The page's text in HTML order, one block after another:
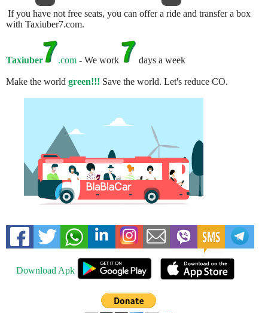
If you have not free seats, you can offer a ride and transfer a box
with Taxiuber7.com.
Taxiuber .com - We work days a week
Make the world green!!! Save the world. Let's reduce CO.
Download Apk